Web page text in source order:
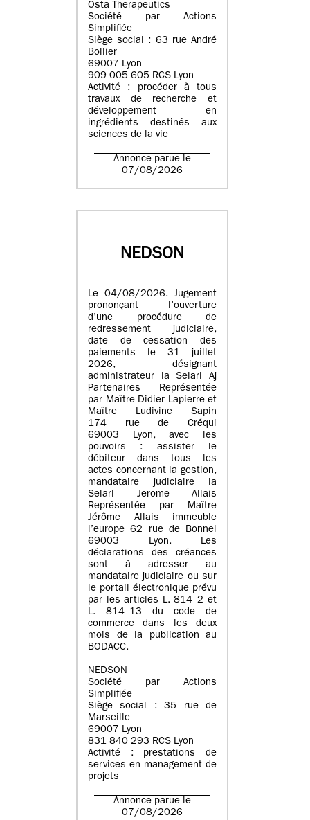
Osta Therapeutics
Société par Actions
Simplifiée
Siège social : 63 rue André
Bollier
69007 Lyon
909 005 605 RCS Lyon
Activité : procéder à tous
travaux de recherche et
développement en
ingrédients destinés aux
sciences de la vie
Annonce parue le
07/08/2026
NEDSON
Le 04/08/2026. Jugement
prononçant l’ouverture
d’une procédure de
redressement judiciaire,
date de cessation des
paiements le 31 juillet
2026, désignant
administrateur la Selarl Aj
Partenaires Représentée
par Maître Didier Lapierre et
Maître Ludivine Sapin
174 rue de Créqui
69003 Lyon, avec les
pouvoirs : assister le
débiteur dans tous les
actes concernant la gestion,
mandataire judiciaire la
Selarl Jerome Allais
Représentée par Maître
Jérôme Allais immeuble
l’europe 62 rue de Bonnel
69003 Lyon. Les
déclarations des créances
sont à adresser au
mandataire judiciaire ou sur
le portail électronique prévu
par les articles L. 814–2 et
L. 814–13 du code de
commerce dans les deux
mois de la publication au
BODACC.
NEDSON
Société par Actions
Simplifiée
Siège social : 35 rue de
Marseille
69007 Lyon
831 840 293 RCS Lyon
Activité : prestations de
services en management de
projets
Annonce parue le
07/08/2026